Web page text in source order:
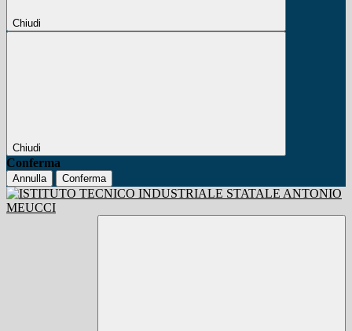
Chiudi
Chiudi
Conferma
Annulla Conferma